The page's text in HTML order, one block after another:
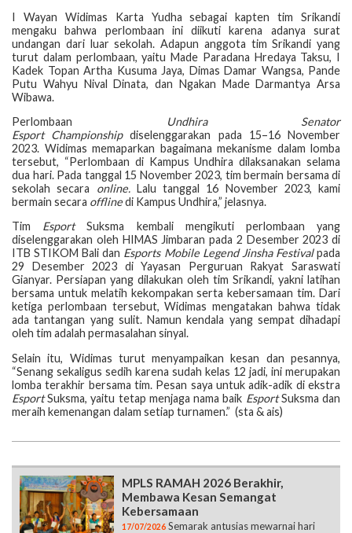
I Wayan Widimas Karta Yudha sebagai kapten tim Srikandi
mengaku bahwa perlombaan ini diikuti karena adanya surat
undangan dari luar sekolah. Adapun anggota tim Srikandi yang
turut dalam perlombaan, yaitu Made Paradana Hredaya Taksu, I
Kadek Topan Artha Kusuma Jaya, Dimas Damar Wangsa, Pande
Putu Wahyu Nival Dinata, dan Ngakan Made Darmantya Arsa
Wibawa.
Perlombaan
Undhira Senator
Esport Championshipdiselenggarakan pada 15–16 November
2023. Widimas memaparkan bagaimana mekanisme dalam lomba
tersebut, “Perlombaan di Kampus Undhira dilaksanakan selama
dua hari. Pada tanggal 15 November 2023, tim bermain bersama di
sekolah secara online.Lalu tanggal 16 November 2023, kami
bermain secara offlinedi Kampus Undhira,” jelasnya.
Tim EsportSuksma kembali mengikuti perlombaan yang
diselenggarakan oleh HIMAS Jimbaran pada 2 Desember 2023 di
ITB STIKOM Bali dan Esports Mobile Legend Jinsha Festivalpada
29 Desember 2023 di Yayasan Perguruan Rakyat Saraswati
Gianyar. Persiapan yang dilakukan oleh tim Srikandi, yakni latihan
bersama untuk melatih kekompakan serta kebersamaan tim. Dari
ketiga perlombaan tersebut, Widimas mengatakan bahwa tidak
ada tantangan yang sulit. Namun kendala yang sempat dihadapi
oleh tim adalah permasalahan sinyal.
Selain itu, Widimas turut menyampaikan kesan dan pesannya,
“Senang sekaligus sedih karena sudah kelas 12 jadi, ini merupakan
lomba terakhir bersama tim. Pesan saya untuk adik-adik di ekstra
EsportSuksma, yaitu tetap menjaga nama baik EsportSuksma dan
meraih kemenangan dalam setiap turnamen.” (sta & ais)
MPLS RAMAH 2026 Berakhir,
Membawa Kesan Semangat
Kebersamaan
17/07/2026 Semarak antusias mewarnai hari